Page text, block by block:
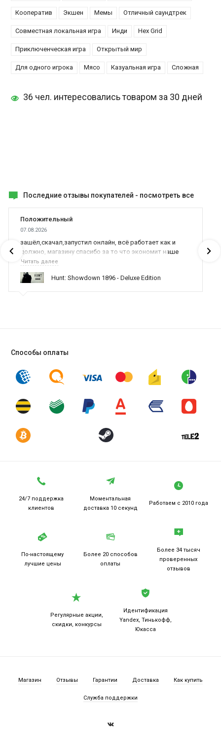
Кооператив Экшен Мемы Отличный саундтрек
Совместная локальная игра Инди Hex Grid
Приключенческая игра Открытый мир
Для одного игрока Мясо Казуальная игра Сложная
36 чел. интересовались товаром за 30 дней
Последние отзывы покупателей - посмотреть все
Положительный
07.08.2026
зашёл,скачал,запустил онлайн, всё работает как и
должно, магазину спасибо за то что экономит наше
время,нервы и деньги, ребята вы красава оказываете
поддержку населению и походу из всех только вы и
оказываете помощь
Читать далее
Hunt: Showdown 1896 - Deluxe Edition
Способы оплаты
24/7 поддержка
клиентов
Моментальная
доставка 10 секунд
Работаем с 2010 года
По-настоящему
лучшие цены
Более 20 способов
оплаты
Более 34 тысяч
проверенных
отзывов
Регулярные акции,
скидки, конкурсы
Идентификация
Yandex, Тинькофф,
Юкасса
Магазин Отзывы Гарантии Доставка Как купить
Служба поддержки